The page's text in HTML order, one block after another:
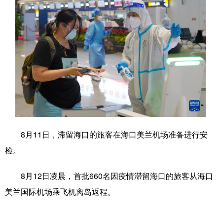
科技 科创 量子 体育
文化 书画 健康 军事
访谈 视频 图片 政务
法律 中央文件 金融 汽车
食品 人居 信息化 数字经济
学术中国 乡村振兴 银龄 溯源中国
城市 旅游 能源 会展
公益 一带一路 亚太网 上市公司
文化产业
8月11日，滞留海口的旅客在海口美兰机场准备进行安
检。
8月12日凌晨，首批660名因疫情滞留海口的旅客从海口
美兰国际机场乘飞机离岛返程。